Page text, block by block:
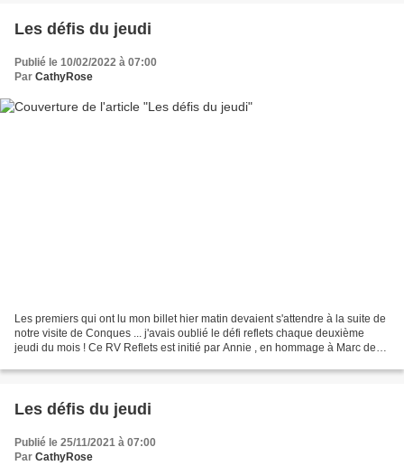
Les défis du jeudi
Publié le 10/02/2022 à 07:00
Par CathyRose
Les premiers qui ont lu mon billet hier matin devaient s'attendre à la suite de
notre visite de Conques ... j'avais oublié le défi reflets chaque deuxième
jeudi du mois ! Ce RV Reflets est initié par Annie , en hommage à Marc de
Les défis du jeudi
Publié le 25/11/2021 à 07:00
Par CathyRose